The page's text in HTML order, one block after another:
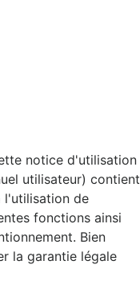
notice d'utilisation
utilisateur) contient
l'utilisation de
fonctions ainsi
Bien
la garantie légale